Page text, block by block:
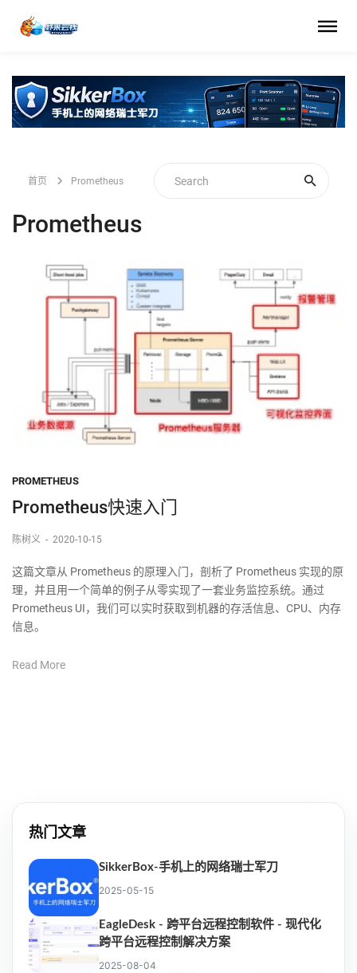
首页 Prometheus
Prometheus
PROMETHEUS
Prometheus快速入门
陈树义 - 2020-10-15
这篇文章从 Prometheus 的原理入门，剖析了 Prometheus 实现的原
理，并且用一个简单的例子从零实现了一套业务监控系统。通过
Prometheus UI，我们可以实时获取到机器的存活信息、CPU、内存
信息。
Read More
热门文章
SikkerBox-手机上的网络瑞士军刀
2025-05-15
EagleDesk - 跨平台远程控制软件 - 现代化
跨平台远程控制解决方案
2025-08-04